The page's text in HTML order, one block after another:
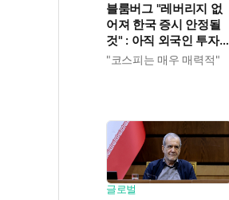
블룸버그 "레버리지 없
어져 한국 증시 안정될
것" : 아직 외국인 투자자
들은 신중한 태도
"코스피는 매우 매력적"
글로벌